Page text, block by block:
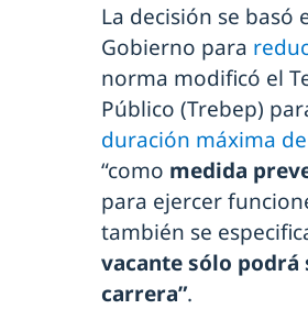
La decisión se
Gobierno para
norma modificó el
Público (Trebep)
duración máxima
“como medida
para ejercer
también se
vacante sólo
carrera”.